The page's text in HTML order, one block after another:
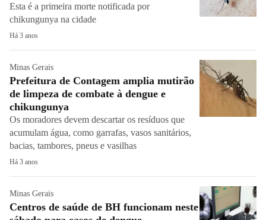
Esta é a primeira morte notificada por
chikungunya na cidade
Há 3 anos
Minas Gerais
Prefeitura de Contagem amplia mutirão
de limpeza de combate à dengue e
chikungunya
Os moradores devem descartar os resíduos que
acumulam água, como garrafas, vasos sanitários,
bacias, tambores, pneus e vasilhas
Há 3 anos
Minas Gerais
Centros de saúde de BH funcionam neste